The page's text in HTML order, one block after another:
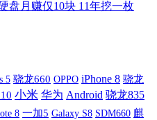
盘月赚仅10块 11年挖一枚
5 骁龙660 OPPO iPhone 8 骁龙
小米 华为 Android 骁龙835
8 一加5 Galaxy S8 SDM660 麒